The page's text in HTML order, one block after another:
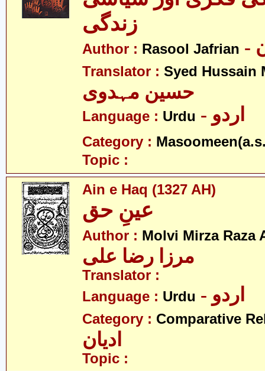
زندگی
Author : Rasool Jafrian
Translator : Syed Hussain
حسین مہدوی
Language : Urdu - اردو
Category :
Topic :
Ain e Haq (1327 AH)
عینِ حق
Author : Molvi Mirza Raza
مرزا رضا علی
Translator :
Language : Urdu - اردو
Category : Comparative
ادیان
Topic :